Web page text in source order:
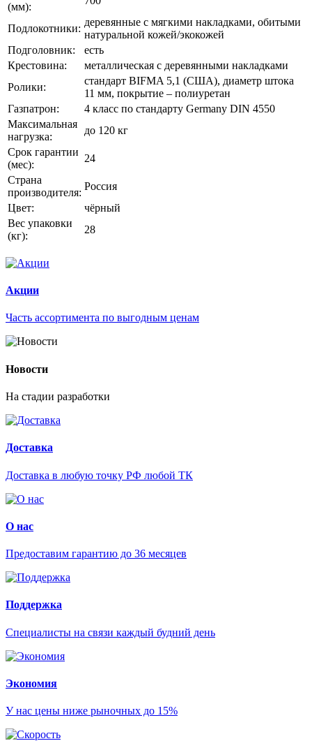
(мм):
Подлокотники:
деревянные с мягкими накладками, обитыми
натуральной кожей/экокожей
Подголовник:
есть
Крестовина:
металлическая с деревянными накладками
Ролики:
стандарт BIFMA 5,1 (США), диаметр штока
11 мм, покрытие – полиуретан
Газпатрон:
4 класс по стандарту Germany DIN 4550
Максимальная
нагрузка:
до 120 кг
Срок гарантии
(мес):
24
Страна
производителя:
Россия
Цвет:
чёрный
Вес упаковки
(кг):
28
Акции
Часть ассортимента по выгодным ценам
Новости
На стадии разработки
Доставка
Доставка в любую точку РФ любой ТК
О нас
Предоставим гарантию до 36 месяцев
Поддержка
Специалисты на связи каждый будний день
Экономия
У нас цены ниже рыночных до 15%